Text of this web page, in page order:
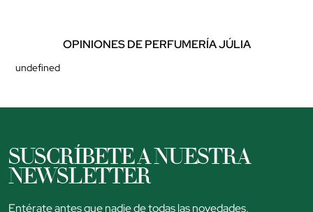
OPINIONES DE PERFUMERÍA JÚLIA
undefined
SUSCRÍBETE A NUESTRA
NEWSLETTER
Entérate antes que nadie de todas las novedades,